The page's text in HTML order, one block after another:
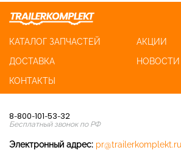
КАТАЛОГ ЗАПЧАСТЕЙ
АКЦИИ
ДОСТАВКА
НОВОСТИ
КОНТАКТЫ
8-800-101-53-32
Бесплатный звонок по РФ
Электронный адрес: pr@trailerkomplekt.ru